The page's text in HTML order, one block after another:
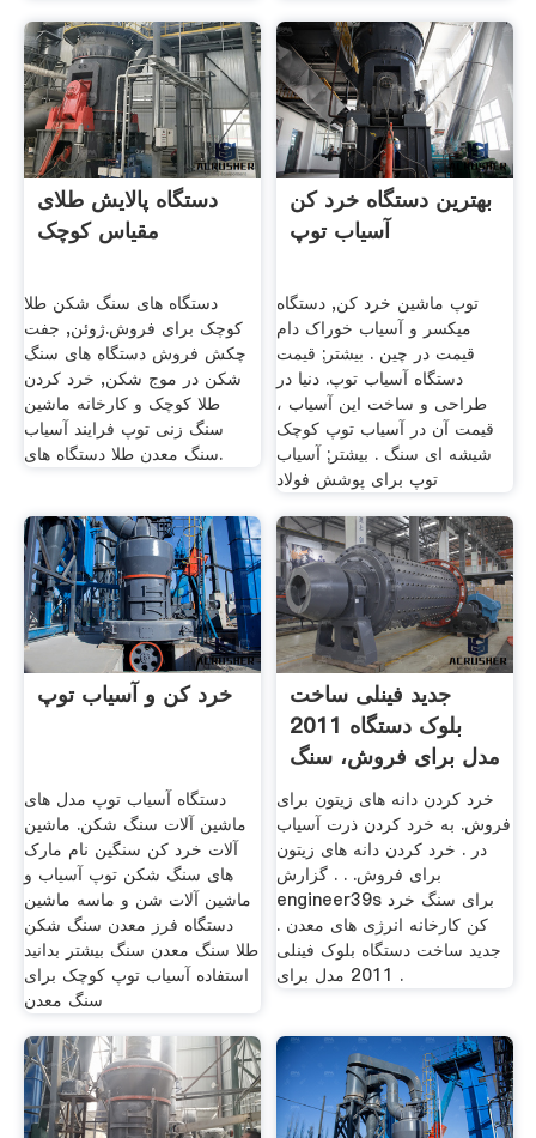
دستگاه پالایش طلای
مقیاس کوچک
دستگاه های سنگ شکن طلا
کوچک برای فروش.ژوئن, جفت
چکش فروش دستگاه های سنگ
شکن در موج شکن, خرد کردن
طلا کوچک و کارخانه ماشین
سنگ زنی توپ فرایند آسیاب
سنگ معدن طلا دستگاه های.
بهترین دستگاه خرد کن
آسیاب توپ
توپ ماشین خرد کن, دستگاه
میکسر و آسیاب خوراک دام
قیمت در چين . بیشتر; قیمت
دستگاه آسیاب توپ. دنیا در
طراحی و ساخت این آسیاب ،
قیمت آن در آسیاب توپ کوچک
شیشه ای سنگ . بیشتر; آسیاب
توپ برای پوشش فولاد
خرد کن و آسیاب توپ
دستگاه آسیاب توپ مدل های
ماشین آلات سنگ شکن. ماشین
آلات خرد کن سنگین نام مارک
های سنگ شکن توپ آسیاب و
ماشین آلات شن و ماسه ماشین
دستگاه فرز معدن سنگ شکن
طلا سنگ معدن سنگ بیشتر بدانید
استفاده آسیاب توپ کوچک برای
سنگ معدن
جدید فینلی ساخت
بلوک دستگاه 2011
مدل برای فروش، سنگ
خرد کن
خرد کردن دانه های زیتون برای
فروش. به خرد کردن ذرت آسیاب
در . خرد کردن دانه های زیتون
برای فروش. . . گزارش
engineer39s برای سنگ خرد
کن کارخانه انرژی های معدن .
جدید ساخت دستگاه بلوک فینلی
2011 مدل برای .